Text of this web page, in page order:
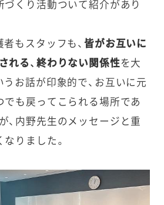
づくり活動ついて紹介があり
者もスタッフも、皆がお互いに
れる、終わりない関係性を大
うお話が印象的で、お互いに元
でも戻ってこられる場所であ
、内野先生のメッセージと重
りました。